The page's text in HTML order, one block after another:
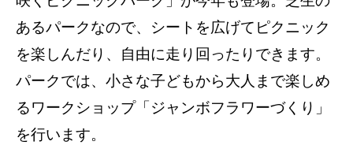
あるパークなので、シートを広げてピクニック
を楽しんだり、自由に走り回ったりできます。
パークでは、小さな子どもから大人まで楽しめ
るワークショップ「ジャンボフラワーづくり」
を行います。